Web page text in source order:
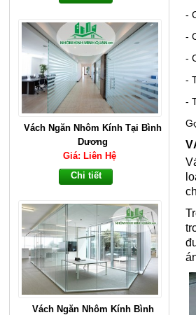
-
-
-
-
-
Vách Ngăn Nhôm Kính Bình
Dương
Giá: Liên Hệ
Chi tiết
Cầu Thang Kính Cường Lực